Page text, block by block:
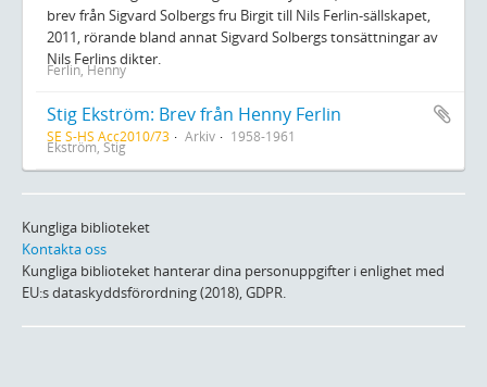
brev från Sigvard Solbergs fru Birgit till Nils Ferlin-sällskapet,
2011, rörande bland annat Sigvard Solbergs tonsättningar av
Nils Ferlins dikter.
Ferlin, Henny
Stig Ekström: Brev från Henny Ferlin
SE S-HS Acc2010/73 Arkiv 1958-1961
Ekström, Stig
Kungliga biblioteket
Kontakta oss
Kungliga biblioteket hanterar dina personuppgifter i enlighet med
EU:s dataskyddsförordning (2018), GDPR.